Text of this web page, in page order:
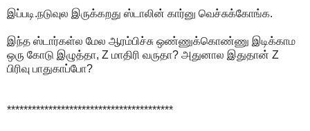
இப்படி.நடுவுல இருக்கறது ஸ்டாலின் கார்னு வெச்சுக்கோங்க.
இந்த ஸ்டார்கள்ல மேல ஆரம்பிச்சு ஒண்ணுக்கொண்ணு இடிக்காம
ஒரு கோடு இழுத்தா, Z மாதிரி வருதா? அதுனால இதுதான் Z
பிரிவு பாதுகாப்போ?
****************************************